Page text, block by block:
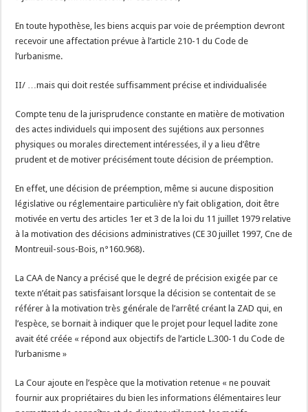
En toute hypothèse, les biens acquis par voie de préemption devront
recevoir une affectation prévue à l’article 210-1 du Code de
l’urbanisme.
II/ …mais qui doit restée suffisamment précise et individualisée
Compte tenu de la jurisprudence constante en matière de motivation
des actes individuels qui imposent des sujétions aux personnes
physiques ou morales directement intéressées, il y a lieu d’être
prudent et de motiver précisément toute décision de préemption.
En effet, une décision de préemption, même si aucune disposition
législative ou réglementaire particulière n’y fait obligation, doit être
motivée en vertu des articles 1er et 3 de la loi du 11 juillet 1979 relative
à la motivation des décisions administratives (CE 30 juillet 1997, Cne de
Montreuil-sous-Bois, n°160.968).
La CAA de Nancy a précisé que le degré de précision exigée par ce
texte n’était pas satisfaisant lorsque la décision se contentait de se
référer à la motivation très générale de l’arrêté créant la ZAD qui, en
l’espèce, se bornait à indiquer que le projet pour lequel ladite zone
avait été créée « répond aux objectifs de l’article L.300-1 du Code de
l’urbanisme »
La Cour ajoute en l’espèce que la motivation retenue « ne pouvait
fournir aux propriétaires du bien les informations élémentaires leur